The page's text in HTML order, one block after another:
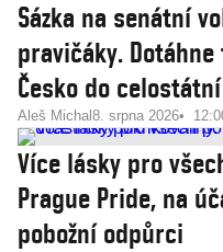
Sázka na senátní
pravičáky.
Česko do
Aleš Michal 8. srpna 2026
Více lásky pro
Prague Pride, na
pobožní odpůrci